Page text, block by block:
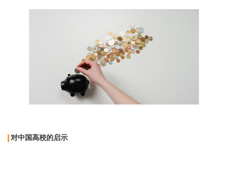
对中国高校的启示